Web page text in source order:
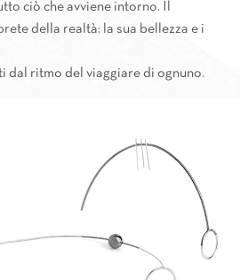
ciò che avviene intorno. Il
della realtà: la sua bellezza e i
dal ritmo del viaggiare di ognuno.